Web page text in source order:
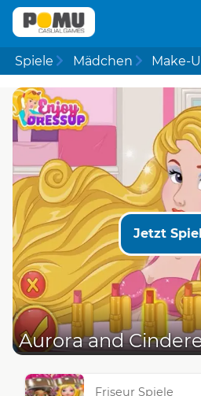
Spiele Mädchen Make-
Jetzt
Friseur Spiele